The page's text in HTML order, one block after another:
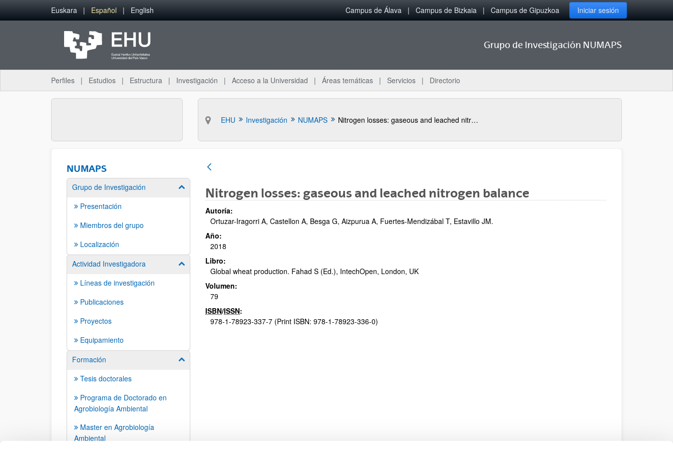
Saltar al contenido principal
Euskara Español English Campus de Álava Campus de Bizkaia Campus de Gipuzkoa Iniciar sesión
Grupo de Investigación NUMAPS
Perfiles Estudios Estructura Investigación Acceso a la Universidad Áreas temáticas Servicios Directorio
EHU Investigación NUMAPS Nitrogen losses: gaseous and leached nitrogen balance
NUMAPS
Grupo de Investigación Mostrar/ocultar subpáginas
Presentación
Miembros del grupo
Localización
Actividad Investigadora
Mostrar/ocultar subpáginas
Líneas de investigación
Publicaciones
Proyectos
Equipamiento
Formación
Mostrar/ocultar subpáginas
Tesis doctorales
Programa de Doctorado en
Agrobiología Ambiental
Master en Agrobiología
Ambiental
Nitrogen losses: gaseous and leached nitrogen balance
Autoría:
Ortuzar-Iragorri A, Castellon A, Besga G, Aizpurua A, Fuertes-Mendizábal T, Estavillo JM.
Año:
2018
Libro:
Global wheat production. Fahad S (Ed.), IntechOpen, London, UK
Volumen:
79
ISBN/ISSN:
978-1-78923-337-7 (Print ISBN: 978-1-78923-336-0)